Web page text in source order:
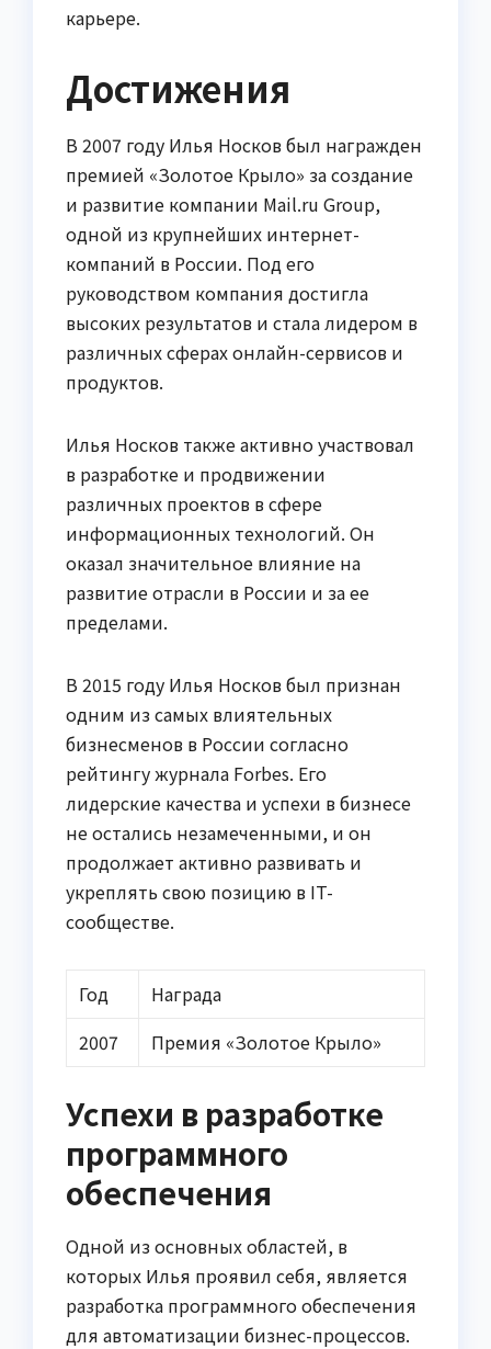
карьере.
Достижения
В 2007 году Илья Носков был награжден
премией «Золотое Крыло» за создание
и развитие компании Mail.ru Group,
одной из крупнейших интернет-
компаний в России. Под его
руководством компания достигла
высоких результатов и стала лидером в
различных сферах онлайн-сервисов и
продуктов.
Илья Носков также активно участвовал
в разработке и продвижении
различных проектов в сфере
информационных технологий. Он
оказал значительное влияние на
развитие отрасли в России и за ее
пределами.
В 2015 году Илья Носков был признан
одним из самых влиятельных
бизнесменов в России согласно
рейтингу журнала Forbes. Его
лидерские качества и успехи в бизнесе
не остались незамеченными, и он
продолжает активно развивать и
укреплять свою позицию в IT-
сообществе.
Год
Награда
2007
Премия «Золотое Крыло»
Успехи в разработке
программного
обеспечения
Одной из основных областей, в
которых Илья проявил себя, является
разработка программного обеспечения
для автоматизации бизнес-процессов.